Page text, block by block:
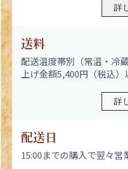
詳
送料
配送温度帯別（常温・冷
上げ金額5,400円（税込
詳
配送日
15:00までの購入で翌々営